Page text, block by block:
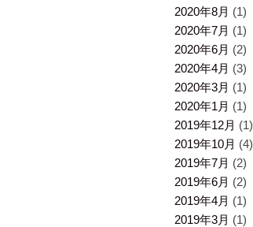
2020年8月 (1)
2020年7月 (1)
2020年6月 (2)
2020年4月 (3)
2020年3月 (1)
2020年1月 (1)
2019年12月 (1)
2019年10月 (4)
2019年7月 (2)
2019年6月 (2)
2019年4月 (1)
2019年3月 (1)